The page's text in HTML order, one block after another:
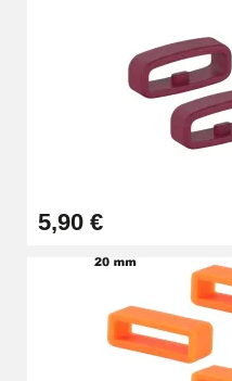
9,90 €
Pince à
Pince
10,90
Kit
5,90 €